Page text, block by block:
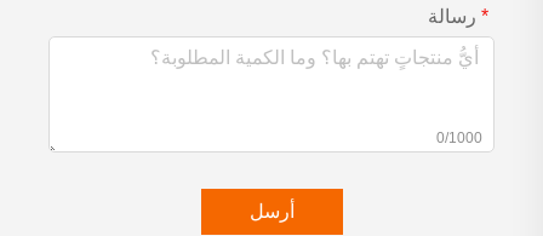
رسالة
0/1000
أرسل